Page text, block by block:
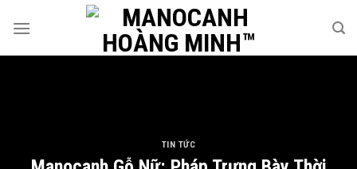
TIN TỨC